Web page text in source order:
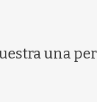
una